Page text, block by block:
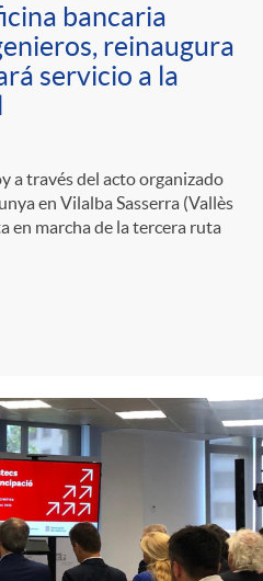
bancaria
reinaugura
servicio a la
a través del acto organizado
en Vilalba Sasserra (Vallès
en marcha de la tercera ruta